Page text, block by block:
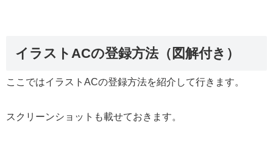
イラストACの登録方法（図解付き）
ここではイラストACの登録方法を紹介して行きます。
スクリーンショットも載せておきます。